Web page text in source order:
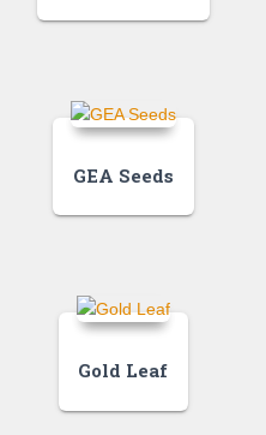
GEA Seeds
Gold Leaf